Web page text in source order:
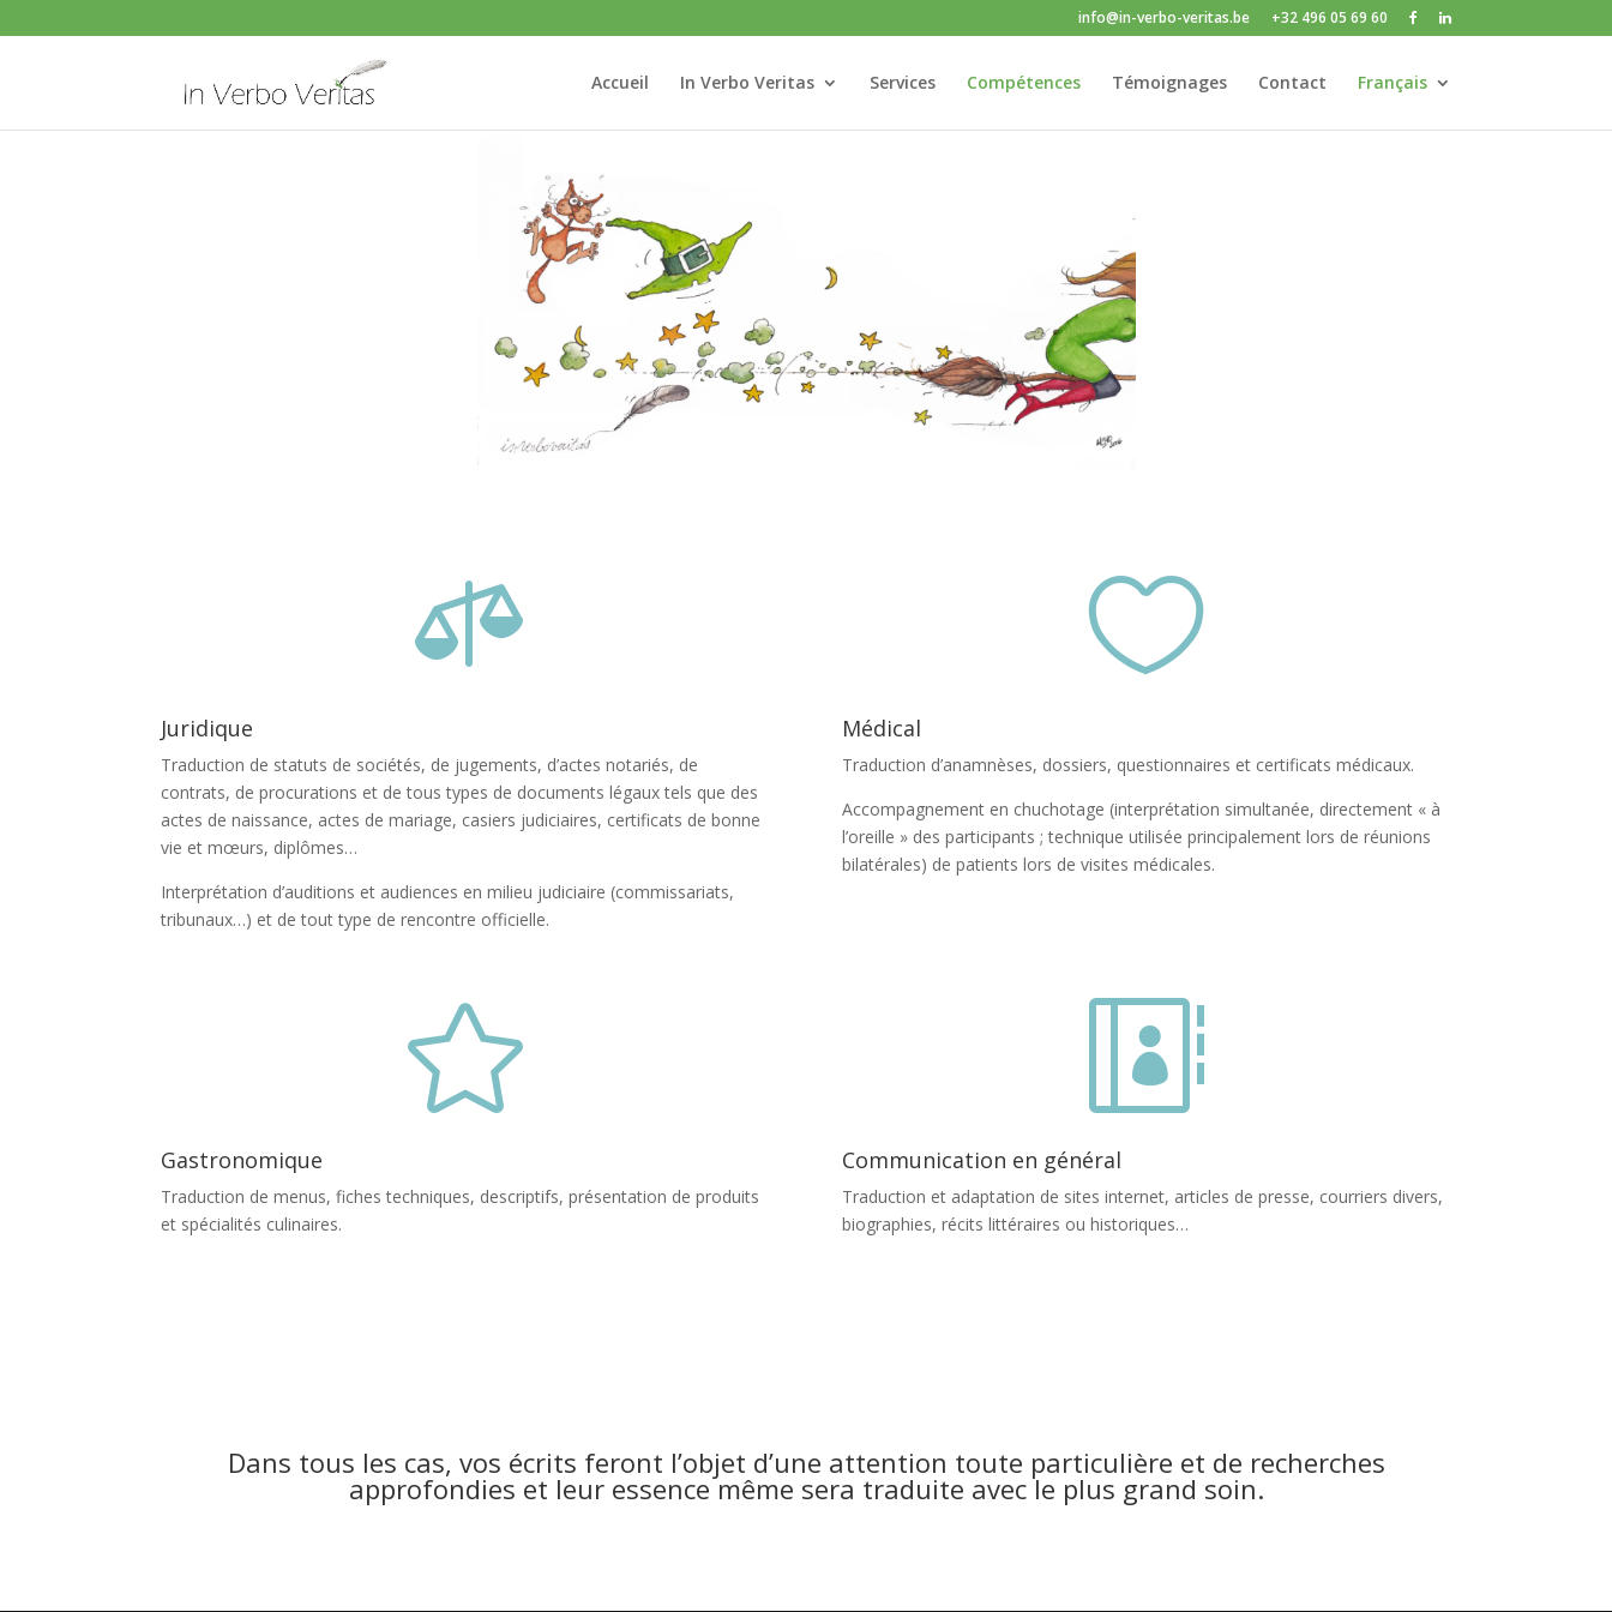
info@in-verbo-veritas.be +32 496 05 69 60
Accueil In Verbo Veritas Services Compétences Témoignages Contact Français

Juridique
Traduction de statuts de sociétés, de jugements, d’actes notariés, de
contrats, de procurations et de tous types de documents légaux tels que des
actes de naissance, actes de mariage, casiers judiciaires, certificats de bonne
vie et mœurs, diplômes…
Interprétation d’auditions et audiences en milieu judiciaire (commissariats,
tribunaux…) et de tout type de rencontre officielle.

Médical
Traduction d’anamnèses, dossiers, questionnaires et certificats médicaux.
Accompagnement en chuchotage (interprétation simultanée, directement « à
l’oreille » des participants ; technique utilisée principalement lors de réunions
bilatérales) de patients lors de visites médicales.

Gastronomique
Traduction de menus, fiches techniques, descriptifs, présentation de produits
et spécialités culinaires.

Communication en général
Traduction et adaptation de sites internet, articles de presse, courriers divers,
biographies, récits littéraires ou historiques…
Dans tous les cas, vos écrits feront l’objet d’une attention toute particulière et de recherches
approfondies et leur essence même sera traduite avec le plus grand soin.